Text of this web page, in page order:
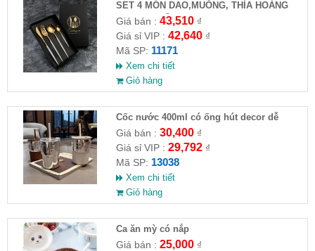
SET 4 MÓN DAO,MUỖNG, THÌA HOÀNG
GIA CAO CẤP
Giá bán : 43,510₫
Giá sỉ VIP : 42,640₫
Mã SP: 11171
Xem chi tiết
Giỏ hàng
Cốc nước 400ml có ống hút decor dễ
thương
Giá bán : 30,400₫
Giá sỉ VIP : 29,792₫
Mã SP: 13038
Xem chi tiết
Giỏ hàng
Ca ăn mỳ có nắp
Giá bán : 25,000₫